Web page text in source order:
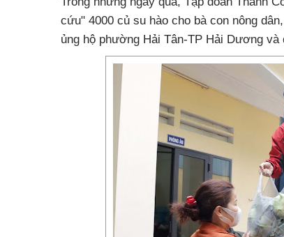
cứu" 4000 củ su hào cho bà con nông
ủng hộ phường Hải Tân-TP Hải Dương